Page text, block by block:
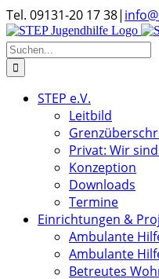
Zum
Inhalt
springen
Tel. 09131-20 17 38|
Suche
nach:
STEP e.V.
Leitbild
Privat: Wir sind
Konzeption
Downloads
Termine
Einrichtungen &
Ambulante
Ambulante
Betreutes